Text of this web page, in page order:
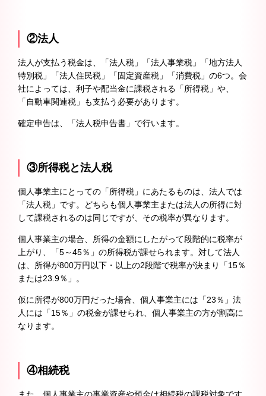
②法人
法人が支払う税金は、「法人税」「法人事業税」「地方法人
特別税」「法人住民税」「固定資産税」「消費税」の6つ。会
社によっては、利子や配当金に課税される「所得税」や、
「自動車関連税」も支払う必要があります。
確定申告は、「法人税申告書」で行います。
③所得税と法人税
個人事業主にとっての「所得税」にあたるものは、法人では
「法人税」です。どちらも個人事業主または法人の所得に対
して課税されるのは同じですが、その税率が異なります。
個人事業主の場合、所得の金額にしたがって段階的に税率が
上がり、「5～45％」の所得税が課せられます。対して法人
は、所得が800万円以下・以上の2段階で税率が決まり「15％
または23.9％」。
仮に所得が800万円だった場合、個人事業主には「23％」法
人には「15％」の税金が課せられ、個人事業主の方が割高に
なります。
④相続税